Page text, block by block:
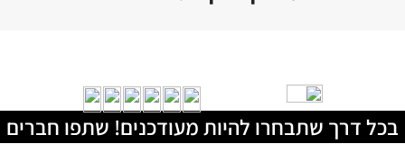
בכל דרך שתבחרו להיות מעודכנים! שתפו חברים